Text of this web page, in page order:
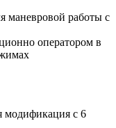
маневровой работы с
оператором в
модификация с 6